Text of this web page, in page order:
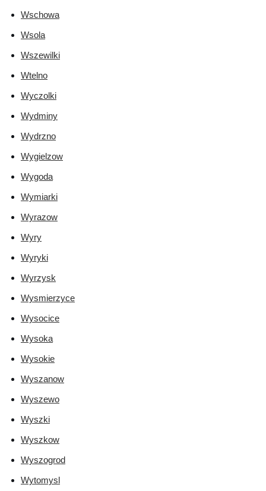
Wschowa
Wsola
Wszewilki
Wtelno
Wyczolki
Wydminy
Wydrzno
Wygielzow
Wygoda
Wymiarki
Wyrazow
Wyry
Wyryki
Wyrzysk
Wysmierzyce
Wysocice
Wysoka
Wysokie
Wyszanow
Wyszewo
Wyszki
Wyszkow
Wyszogrod
Wytomysl